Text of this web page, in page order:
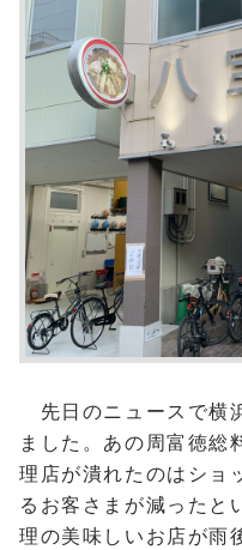
先日のニュースで横
ました。あの周富徳総
理店が潰れたのはショ
るお客さまが減ったと
理の美味しいお店が雨